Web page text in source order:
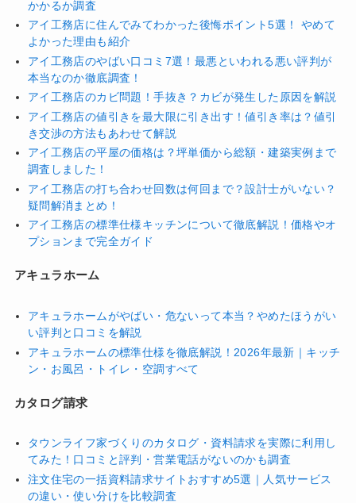
かかるか調査
アイ工務店に住んでみてわかった後悔ポイント5選！ やめて
よかった理由も紹介
アイ工務店のやばい口コミ7選！最悪といわれる悪い評判が
本当なのか徹底調査！
アイ工務店のカビ問題！手抜き？カビが発生した原因を解説
アイ工務店の値引きを最大限に引き出す！値引き率は？値引
き交渉の方法もあわせて解説
アイ工務店の平屋の価格は？坪単価から総額・建築実例まで
調査しました！
アイ工務店の打ち合わせ回数は何回まで？設計士がいない？
疑問解消まとめ！
アイ工務店の標準仕様キッチンについて徹底解説！価格やオ
プションまで完全ガイド
アキュラホーム
アキュラホームがやばい・危ないって本当？やめたほうがい
い評判と口コミを解説
アキュラホームの標準仕様を徹底解説！2026年最新｜キッチ
ン・お風呂・トイレ・空調すべて
カタログ請求
タウンライフ家づくりのカタログ・資料請求を実際に利用し
てみた！口コミと評判・営業電話がないのかも調査
注文住宅の一括資料請求サイトおすすめ5選｜人気サービス
の違い・使い分けを比較調査